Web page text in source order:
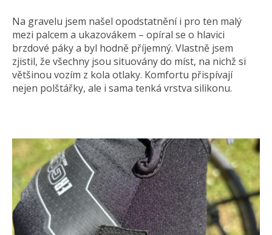
Na gravelu jsem našel opodstatnění i pro ten malý
mezi palcem a ukazovákem – opíral se o hlavici
brzdové páky a byl hodně příjemný. Vlastně jsem
zjistil, že všechny jsou situovány do míst, na nichž si
většinou vozím z kola otlaky. Komfortu přispívají
nejen polštářky, ale i sama tenká vrstva silikonu.